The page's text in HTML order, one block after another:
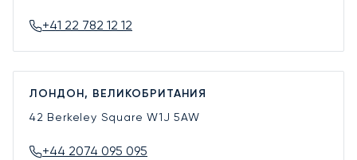
+41 22 782 12 12
ЛОНДОН, ВЕЛИКОБРИТАНИЯ
42 Berkeley SquareW1J 5AW
+44 2074 095 095